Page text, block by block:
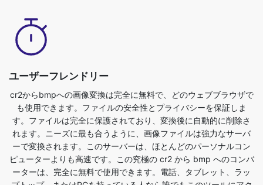
ユーザーフレンドリー
cr2からbmpへの画像変換は完全に無料で、どのウェブブラウザで
も使用できます。ファイルの安全性とプライバシーを保証しま
す。ファイルは完全に保護されており、変換後に自動的に削除さ
れます。ニーズに最も合うように、画像ファイルは強力なサーバ
ーで変換されます。このサーバーは、ほとんどのパーソナルコン
ピューターよりも高速です。この究極の cr2 から bmp へのコンバ
ーターは、完全に無料で使用できます。電話、タブレット、ラッ
プトップ、またはPCを持っている人なら誰でもこのツールにアク
セスして無料で使用できます。この機能の使用に関連する料金は
かかりません。